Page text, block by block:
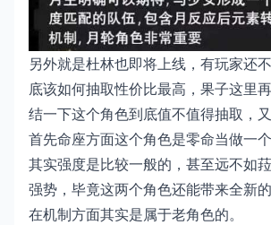
另外就是杜林也即将上线，有玩家还
底该如何抽取性价比最高，果子这里
结一下这个角色到底值不值得抽取，
首先命座方面这个角色是零命当做一
其实强度是比较一般的，甚至远不如
强势，毕竟这两个角色还能带来全新
在机制方面其实是属于老角色的。